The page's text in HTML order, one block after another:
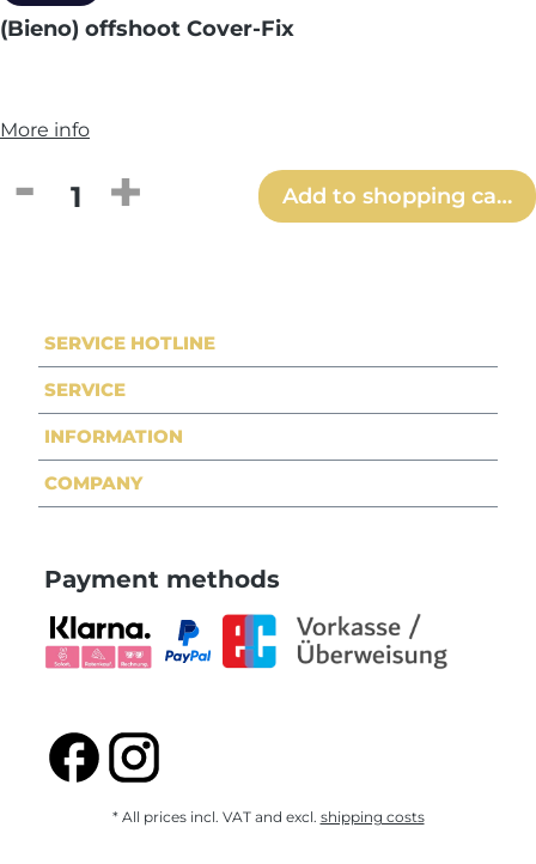
(Bieno) offshoot Cover-Fix
More info
Product Quantity: Enter the desired
Add to shopping cart
SERVICE HOTLINE
SERVICE
INFORMATION
COMPANY
Payment methods
* All prices incl. VAT and excl. shipping costs